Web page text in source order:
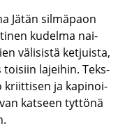
Jätän sil­mä­paon
ku­del­ma nai­
vä­li­sis­tä ket­juis­ta,
toi­siin la­jei­hin. Teks­
kriit­ti­sen ja ka­pi­noi­
kat­seen tyt­tö­nä